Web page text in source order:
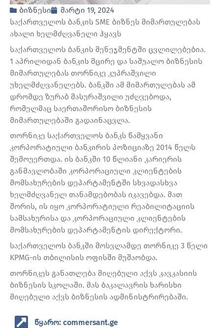
ბიზნესი
მარტი 19, 2024
საქართველოს ბანკის SME ბიზნეს მიმართულებას
ახალი ხელმძღვანელი ჰყავს
საქართველოს ბანკის მენეჯმენტში ცვლილებებია.
1 აპრილიდან ბანკის მცირე და საშუალო ბიზნესის
მიმართულებას თორნიკე კუპრაშვილი
უხელმძღვანელებს. ბანკში ამ მიმართულებას ამ
დრომდე ზურაბ მასურაშვილი უძღვებოდა,
რომელმაც საერთაშორისო ბიზნესის
მიმართულებაში გადაინაცვლა.
თორნიკე საქართველოს ბანკს წამყვანი
კორპორატიული ბანკირის პოზიციაზე 2014 წელს
შემოუერთდა. ის ბანკში 10 წლიანი კარიერის
განმავლობაში კორპორაციული კლიენტების
მომსახურების დეპარტამენტში სხვადასხვა
ხელმძღვანელ თანამდებობას იკავებდა. მათ
შორის, ის იყო კორპორატიული რეაბილიტაციის
სამსახურისა და კორპორაციული კლიენტების
მომსახურების დეპარტამენტის დირექტორი.
საქართველოს ბანკში მოსვლამდე თორნიკე 3 წელი
KPMG-ის თბილისის ოფისში მუშაობდა.
თორნიკეს განათლება მიღებული აქვს კავკასიის
ბიზნესის სკოლაში. მას ბაკალავრის ხარისხი
მიღებული აქვს ბიზნესის ადმინისტრირებაში.
წყარო: commersant.ge